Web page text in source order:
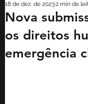
Nova
os direitos
emergência
18 de dez. de 20232 min de